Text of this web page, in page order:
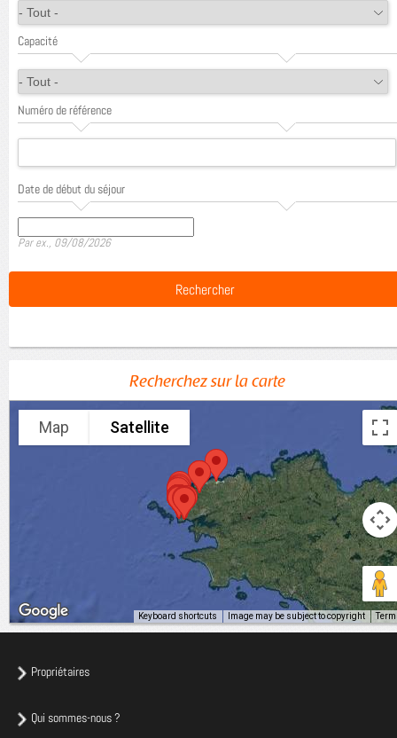
Capacité
Numéro de référence
Date de début du séjour
Date
Par ex., 09/08/2026
Recherchez sur la carte
Map Satellite
Keyboard shortcuts Image may be subject to copyright
Propriétaires
Qui sommes-nous ?